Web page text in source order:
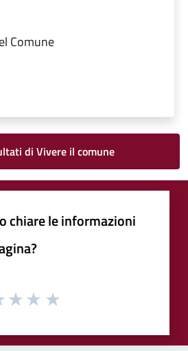
Comune
di Vivere il comune
chiare le informazioni